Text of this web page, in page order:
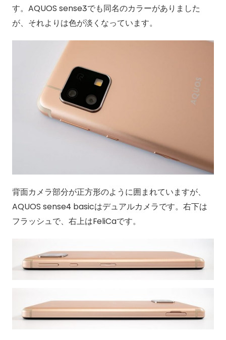
す。AQUOS sense3でも同名のカラーがありました
が、それよりは色が淡くなっています。
背面カメラ部分が正方形のように囲まれていますが、
AQUOS sense4 basicはデュアルカメラです。右下は
フラッシュで、右上はFeliCaです。